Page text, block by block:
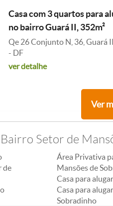
Casa com 3 quartos para
no bairro Guará II, 352m²
Qe 26 Conjunto N, 36, Guará
- DF
ver detalhe
Ver
Setor de
de
Área Privativa
Mansões de
Casa para
Casa para
Sobradinho